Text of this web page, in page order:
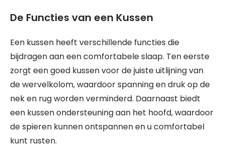
De Functies van een Kussen
Een kussen heeft verschillende functies die
bijdragen aan een comfortabele slaap. Ten eerste
zorgt een goed kussen voor de juiste uitlijning van
de wervelkolom, waardoor spanning en druk op de
nek en rug worden verminderd. Daarnaast biedt
een kussen ondersteuning aan het hoofd, waardoor
de spieren kunnen ontspannen en u comfortabel
kunt rusten.